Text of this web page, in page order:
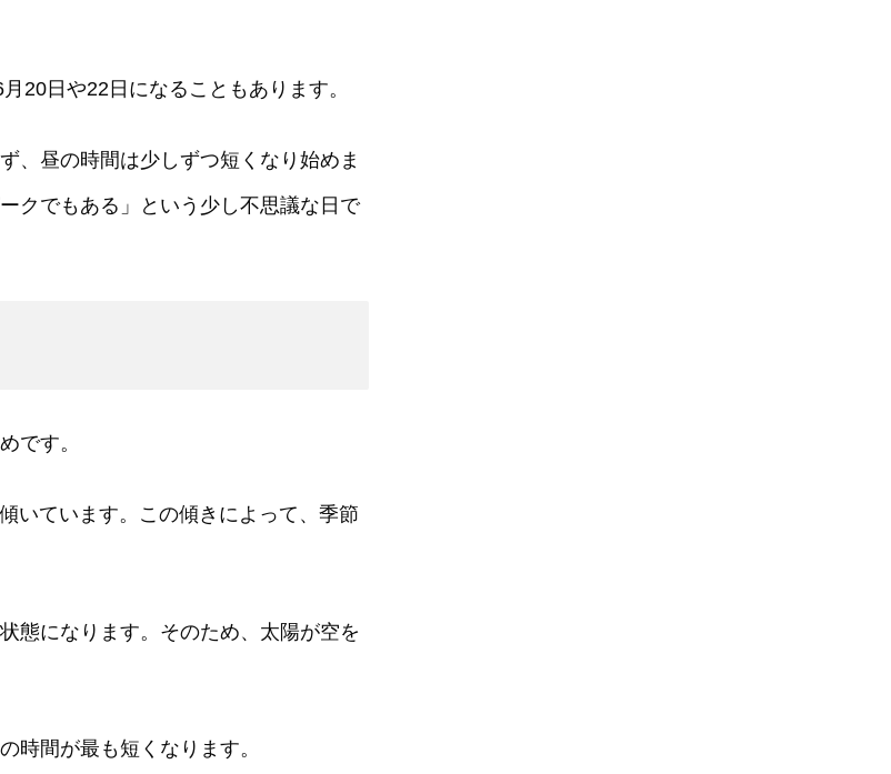
20日や22日になることもあります。
、昼の時間は少しずつ短くなり始めま
クでもある」という少し不思議な日で
です。
いています。この傾きによって、季節
態になります。そのため、太陽が空を
時間が最も短くなります。